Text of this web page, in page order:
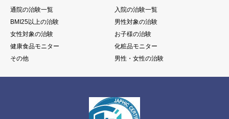
通院の治験一覧
入院の治験一覧
BMI25以上の治験
男性対象の治験
女性対象の治験
お子様の治験
健康食品モニター
化粧品モニター
その他
男性・女性の治験